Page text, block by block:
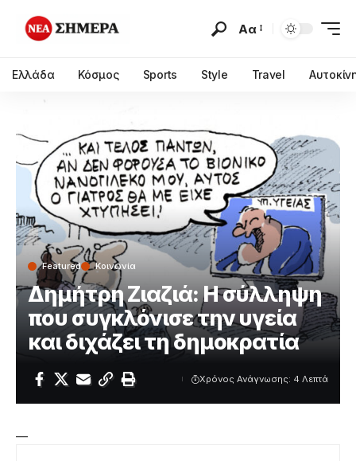
Αα
Ελλάδα Κόσμος Sports Style Travel
Featured Κοινωνία
Δημήτρη Ζιαζιά: Η σύλληψη
που συγκλόνισε την υγεία
και διχάζει τη δημοκρατία
Χρόνος Ανάγνωσης: 4 Λεπτά
—